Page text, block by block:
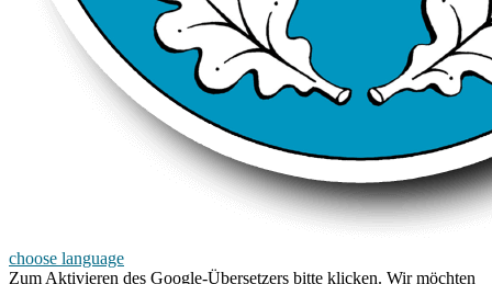
choose language
Zum Aktivieren des Google-Übersetzers bitte klicken. Wir möchten